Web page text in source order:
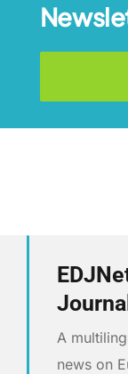
A
news on